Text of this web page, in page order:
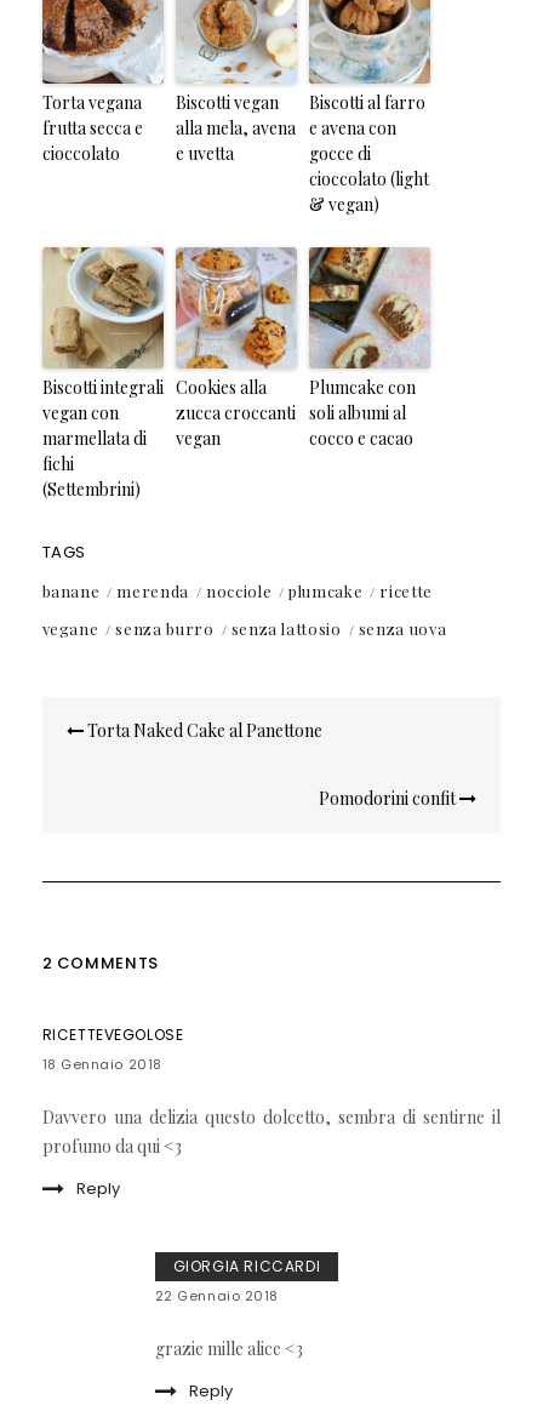
Torta vegana
frutta secca e
cioccolato
Biscotti vegan
alla mela, avena
e uvetta
Biscotti al farro
e avena con
gocce di
cioccolato (light
& vegan)
Biscotti integrali
vegan con
marmellata di
fichi
(Settembrini)
Cookies alla
zucca croccanti
vegan
Plumcake con
soli albumi al
cocco e cacao
TAGS
banane merenda nocciole plumcake
ricette
vegane
senza burro senza lattosio senza uova
Navigazione
Torta Naked Cake al Panettone
Pomodorini confit
2 COMMENTS
RICETTEVEGOLOSE
18 Gennaio 2018
Davvero una delizia questo dolcetto, sembra di sentirne il
profumo da qui <3
Reply
GIORGIA RICCARDI
22 Gennaio 2018
grazie mille alice <3
Reply